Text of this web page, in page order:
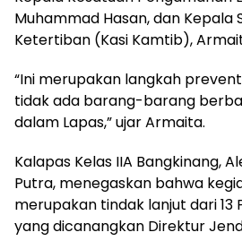
Muhammad Hasan, dan Kepala
Ketertiban (Kasi Kamtib),
“Ini merupakan langkah
tidak ada barang-barang
dalam Lapas,” ujar Armaita.
Kalapas Kelas IIA Bangkinang,
Putra, menegaskan bahwa
merupakan tindak lanjut dari 13
yang dicanangkan Direktur